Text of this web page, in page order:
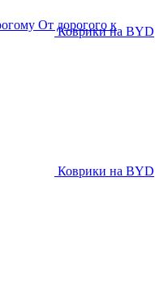
Коврики на BYD
Коврики на BYD
От дорогого к